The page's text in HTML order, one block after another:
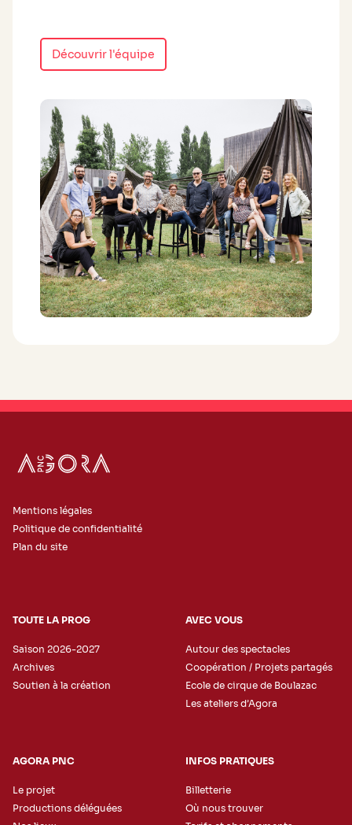
Découvrir l'équipe
Mentions légales
Politique de confidentialité
Plan du site
TOUTE LA PROG
Saison 2026-2027
Archives
Soutien à la création
AVEC VOUS
Autour des spectacles
Coopération / Projets partagés
Ecole de cirque de Boulazac
Les ateliers d’Agora
AGORA PNC
Le projet
Productions déléguées
INFOS PRATIQUES
Billetterie
Où nous trouver